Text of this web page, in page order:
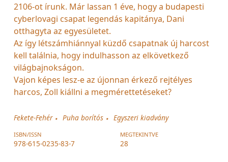
2106-ot írunk. Már lassan 1 éve, hogy a budapesti
cyberlovagi csapat legendás kapitánya, Dani
otthagyta az egyesületet.
Az így létszámhiánnyal küzdő csapatnak új harcost
kell találnia, hogy indulhasson az elkövetkező
világbajnokságon.
Vajon képes lesz-e az újonnan érkező rejtélyes
harcos, Zoll kiállni a megmérettetéseket?
Fekete-Fehér Puha borítós Egyszeri kiadvány
ISBN/ISSN
978-615-0235-83-7
MEGTEKINTVE
28